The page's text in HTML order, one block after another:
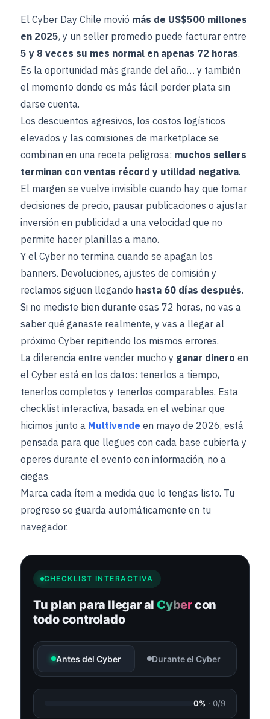
El Cyber Day Chile movió más de US$500 millones
en 2025, y un seller promedio puede facturar entre
5 y 8 veces su mes normal en apenas 72 horas.
Es la oportunidad más grande del año… y también
el momento donde es más fácil perder plata sin
darse cuenta.
Los descuentos agresivos, los costos logísticos
elevados y las comisiones de marketplace se
combinan en una receta peligrosa: muchos sellers
terminan con ventas récord y utilidad negativa.
El margen se vuelve invisible cuando hay que tomar
decisiones de precio, pausar publicaciones o ajustar
inversión en publicidad a una velocidad que no
permite hacer planillas a mano.
Y el Cyber no termina cuando se apagan los
banners. Devoluciones, ajustes de comisión y
reclamos siguen llegando hasta 60 días después.
Si no mediste bien durante esas 72 horas, no vas a
saber qué ganaste realmente, y vas a llegar al
próximo Cyber repitiendo los mismos errores.
La diferencia entre vender mucho y ganar dinero en
el Cyber está en los datos: tenerlos a tiempo,
tenerlos completos y tenerlos comparables. Esta
checklist interactiva, basada en el webinar que
hicimos junto a Multivende en mayo de 2026, está
pensada para que llegues con cada base cubierta y
operes durante el evento con información, no a
ciegas.
Marca cada ítem a medida que lo tengas listo. Tu
progreso se guarda automáticamente en tu
navegador.
CHECKLIST INTERACTIVA
Tu plan para llegar al Cybercon
todo controlado
Antes del Cyber Durante el Cyber
0% · 0/9